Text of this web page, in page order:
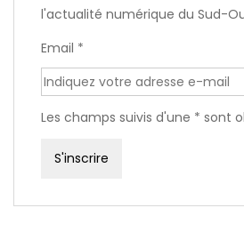
l'actualité numérique du Sud-
Email *
Les champs suivis d'une * sont